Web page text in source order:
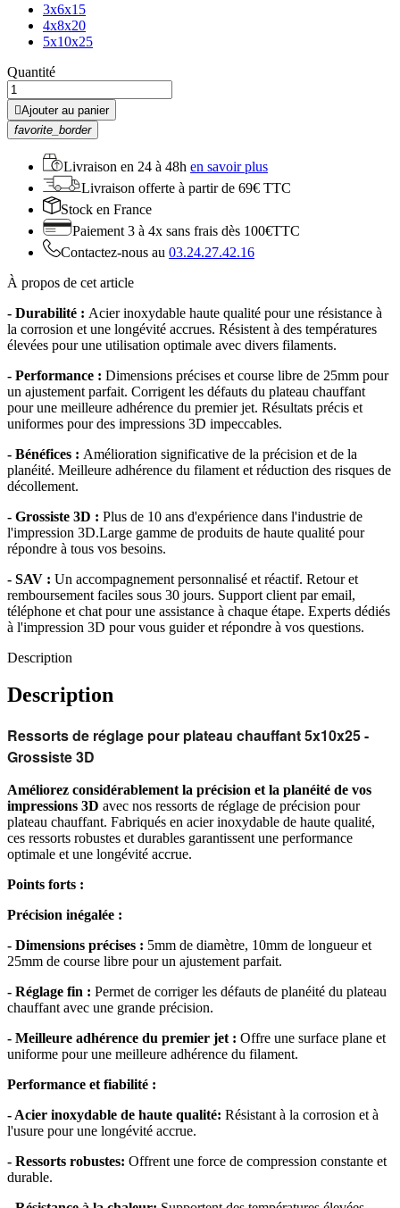
3x6x15
4x8x20
5x10x25
Quantité
Ajouter au panier
favorite_border
Livraison en 24 à 48h en savoir plus
Livraison offerte à partir de 69€ TTC
Stock en France
Paiement 3 à 4x sans frais dès 100€TTC
Contactez-nous au 03.24.27.42.16
À propos de cet article
- Durabilité : Acier inoxydable haute qualité pour une résistance à
la corrosion et une longévité accrues. Résistent à des températures
élevées pour une utilisation optimale avec divers filaments.
- Performance : Dimensions précises et course libre de 25mm pour
un ajustement parfait. Corrigent les défauts du plateau chauffant
pour une meilleure adhérence du premier jet. Résultats précis et
uniformes pour des impressions 3D impeccables.
- Bénéfices : Amélioration significative de la précision et de la
planéité. Meilleure adhérence du filament et réduction des risques de
décollement.
- Grossiste 3D : Plus de 10 ans d'expérience dans l'industrie de
l'impression 3D.Large gamme de produits de haute qualité pour
répondre à tous vos besoins.
- SAV : Un accompagnement personnalisé et réactif. Retour et
remboursement faciles sous 30 jours. Support client par email,
téléphone et chat pour une assistance à chaque étape. Experts dédiés
à l'impression 3D pour vous guider et répondre à vos questions.
Description
Description
Ressorts de réglage pour plateau chauffant 5x10x25 -
Grossiste 3D
Améliorez considérablement la précision et la planéité de vos
impressions 3D avec nos ressorts de réglage de précision pour
plateau chauffant. Fabriqués en acier inoxydable de haute qualité,
ces ressorts robustes et durables garantissent une performance
optimale et une longévité accrue.
Points forts :
Précision inégalée :
- Dimensions précises : 5mm de diamètre, 10mm de longueur et
25mm de course libre pour un ajustement parfait.
- Réglage fin : Permet de corriger les défauts de planéité du plateau
chauffant avec une grande précision.
- Meilleure adhérence du premier jet : Offre une surface plane et
uniforme pour une meilleure adhérence du filament.
Performance et fiabilité :
- Acier inoxydable de haute qualité: Résistant à la corrosion et à
l'usure pour une longévité accrue.
- Ressorts robustes: Offrent une force de compression constante et
durable.